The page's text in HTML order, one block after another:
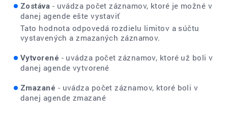
Zostáva - uvádza počet záznamov, ktoré je možné v
danej agende ešte vystaviť
Tato hodnota odpovedá rozdielu limitov a súčtu
vystavených a zmazaných záznamov.
Vytvorené - uvádza počet záznamov, ktoré už boli v
danej agende vytvorené
Zmazané - uvádza počet záznamov, ktoré boli v
danej agende zmazané